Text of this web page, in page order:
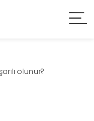
olunur?